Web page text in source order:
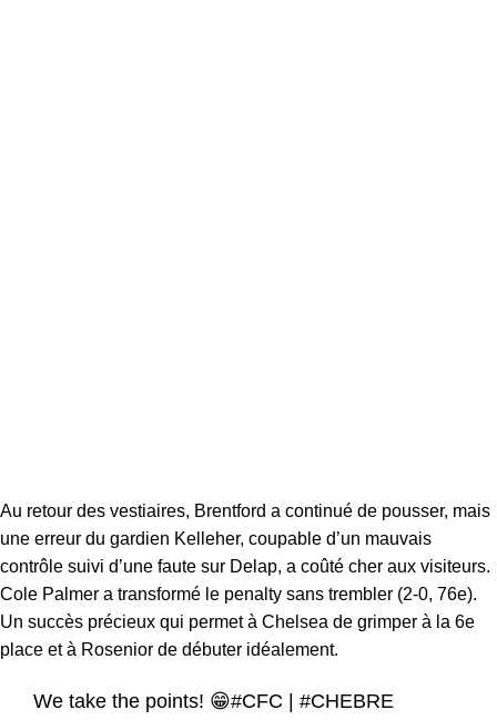
Au retour des vestiaires, Brentford a continué de pousser, mais
une erreur du gardien Kelleher, coupable d’un mauvais
contrôle suivi d’une faute sur Delap, a coûté cher aux visiteurs.
Cole Palmer a transformé le penalty sans trembler (2-0, 76e).
Un succès précieux qui permet à Chelsea de grimper à la 6e
place et à Rosenior de débuter idéalement.
We take the points! 😁#CFC
#CHEBRE